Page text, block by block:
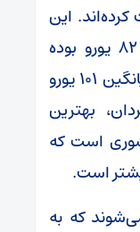
دریافت کرده‌اند. این
رقم در اتریش و جمهوری چک ۸۲ یورو بوده
است. در مقابل، لوکزامبورگ با میانگین ۱۰۱ یورو
۱۰۰ یورو مردان، بهترین
است که
است.
که به